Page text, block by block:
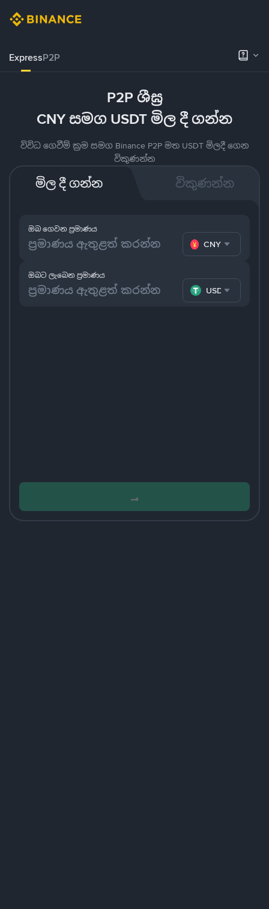
ExpressP2P
P2P ශීඝ්‍ර
CNY සමග USDT මිල දී ගන්න
විවිධ ගෙවීම් ක්‍රම සමග Binance P2P මත USDT මිලදී ගෙන
විකුණන්න
මිල දී ගන්න විකුණන්න
ඔබ ගෙවන ප්‍රමාණය
CNY
ඔබට ලැබෙන ප්‍රමාණය
USDT